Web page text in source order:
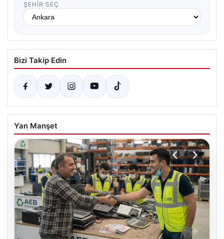
ŞEHIR SEÇ
Bizi Takip Edin
Yan Manşet